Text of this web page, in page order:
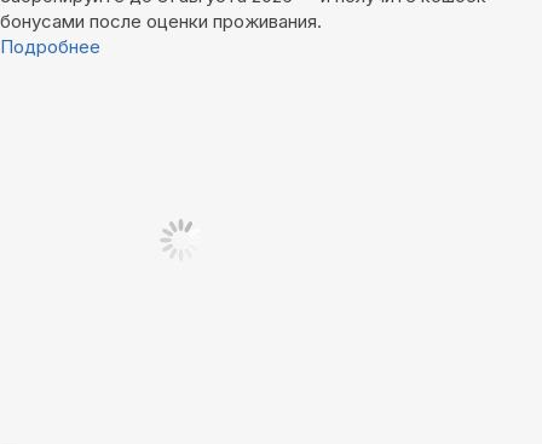
бонусами после оценки проживания.
Подробнее